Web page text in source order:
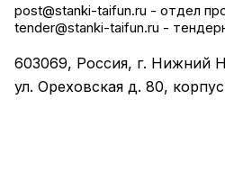
post@stanki-taifun.ru - отдел
tender@stanki-taifun.ru -
603069, Россия, г. Нижний
ул. Ореховская д. 80,